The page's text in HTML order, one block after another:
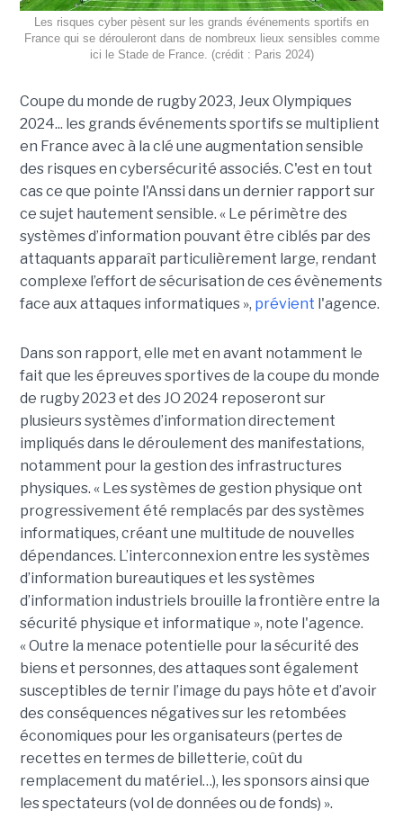
Les risques cyber pèsent sur les grands événements sportifs en
France qui se dérouleront dans de nombreux lieux sensibles comme
ici le Stade de France. (crédit : Paris 2024)
Coupe du monde de rugby 2023, Jeux Olympiques
2024... les grands événements sportifs se multiplient
en France avec à la clé une augmentation sensible
des risques en cybersécurité associés. C'est en tout
cas ce que pointe l'Anssi dans un dernier rapport sur
ce sujet hautement sensible. « Le périmètre des
systèmes d’information pouvant être ciblés par des
attaquants apparaît particulièrement large, rendant
complexe l’effort de sécurisation de ces évènements
face aux attaques informatiques », prévient l'agence.
Dans son rapport, elle met en avant notamment le
fait que les épreuves sportives de la coupe du monde
de rugby 2023 et des JO 2024 reposeront sur
plusieurs systèmes d’information directement
impliqués dans le déroulement des manifestations,
notamment pour la gestion des infrastructures
physiques. « Les systèmes de gestion physique ont
progressivement été remplacés par des systèmes
informatiques, créant une multitude de nouvelles
dépendances. L’interconnexion entre les systèmes
d’information bureautiques et les systèmes
d’information industriels brouille la frontière entre la
sécurité physique et informatique », note l'agence.
« Outre la menace potentielle pour la sécurité des
biens et personnes, des attaques sont également
susceptibles de ternir l’image du pays hôte et d’avoir
des conséquences négatives sur les retombées
économiques pour les organisateurs (pertes de
recettes en termes de billetterie, coût du
remplacement du matériel…), les sponsors ainsi que
les spectateurs (vol de données ou de fonds) ».